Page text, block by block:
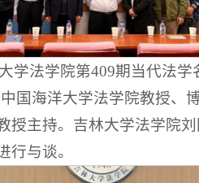
学法学院第409期当代法
国海洋大学法学院教授、
授主持。吉林大学法学院
行与谈。